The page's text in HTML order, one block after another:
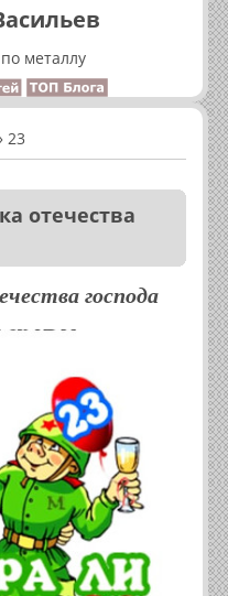
металлу
23
отечества
господа